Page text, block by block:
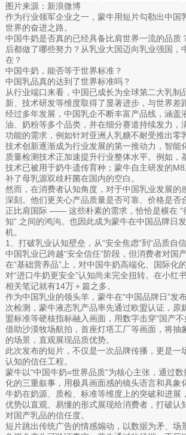
图片来源：新浪微博
作为行业领军企业之一，蒙牛用短片勾勒出中国
世界的奋进之路。
中国牛奶是否真的已经具备比肩世界一流的品质
后都做了哪些努力？从乳业大国迈向乳业强国，
在？
中国牛奶，能否等于世界标准？
中国乳品真的达到了世界标准吗？
从行业端口来看，中国已成长为全球第二大乳制
新、技术研发等维度取得了显著进步，与世界差
经过多年发展，中国乳企不断丰富产品线，涵盖
油、奶粉等多个品类，并在细分赛道持续发力，
功能的需求，例如针对亚洲人乳糖不耐受推出零
技术创新逐渐成为行业发展的第一推动力，智能
质量检测技术正加速提升行业整体水平。例如，
技术已被用于奶牛遗传育种；蒙牛自主研发的
补了母乳源双歧杆菌在国内的空白。
然而，在消费者认知角度，对于中国乳业发展的
深刻。他们更关心产品质量是否可靠、价格是否
正比肩国际 —— 这些朴素的需求，恰恰是横在 “
知” 之间的鸿沟。也因此成为蒙牛在中国品牌日
机。
1、打破乳业认知壁垒，从“安全焦虑”到“品质自
中国乳业已跨越“安全信任”阶段，但消费者对国
在“基础营养品”上，对中国牛奶高端化、国际化
对“进口牛奶更安全”认知尚未完全扭转。在小红
相关笔记就有14万＋篇之多。
作为中国乳业的领头羊，蒙牛在“中国品牌日”发
次检测，蒙牛液态乳产品率先通过欧盟认证，原
盟标准等硬核指标融入画面，用数字击穿“国产不
借助沙漠牧场航拍，首座灯塔工厂等画面，将抽
的场景，直观展现品质优势。
此次发布的短片，不仅是一次品牌传播，更是一
认知的信任工程。
蒙牛以“中国牛奶=世界品质”为核心主张，通过
化的三重叙事，用极具画面感的镜头语言和具象
牛奶在奶源、质检、标准等维度上的突破和进展
优势以直观、易懂的形式展现给消费者，打破认
对国产乳品的信任度。
短片跳出传统广告的情感煽动，以数据为矛、场